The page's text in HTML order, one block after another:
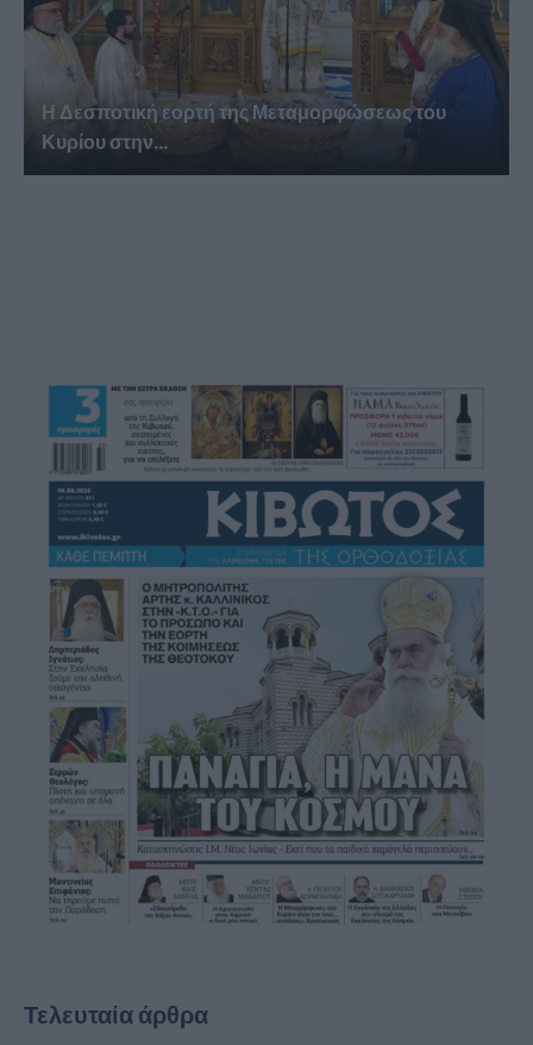
Η Δεσποτική εορτή της Μεταμορφώσεως του
Κυρίου στην...
Τελευταία άρθρα